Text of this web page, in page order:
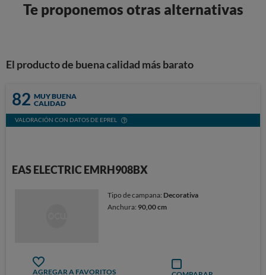
Te proponemos otras alternativas
El producto de buena calidad más barato
82 MUY BUENA
CALIDAD
VALORACIÓN CON DATOS DE EPREL
EAS ELECTRIC EMRH908BX
Tipo de campana: Decorativa
Anchura: 90,00 cm
AGREGAR A FAVORITOS